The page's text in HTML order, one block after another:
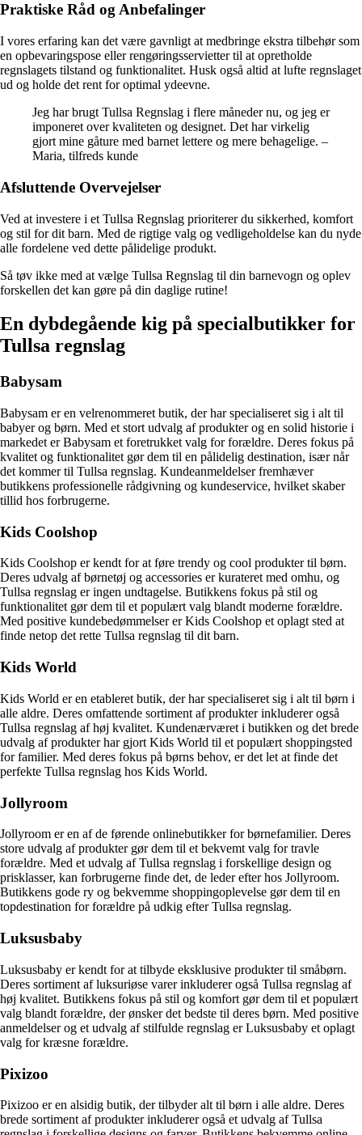
Praktiske Råd og Anbefalinger
I vores erfaring kan det være gavnligt at medbringe ekstra tilbehør som
en opbevaringspose eller rengøringsservietter til at opretholde
regnslagets tilstand og funktionalitet. Husk også altid at lufte regnslaget
ud og holde det rent for optimal ydeevne.
Jeg har brugt Tullsa Regnslag i flere måneder nu, og jeg er
imponeret over kvaliteten og designet. Det har virkelig
gjort mine gåture med barnet lettere og mere behagelige. –
Maria, tilfreds kunde
Afsluttende Overvejelser
Ved at investere i et Tullsa Regnslag prioriterer du sikkerhed, komfort
og stil for dit barn. Med de rigtige valg og vedligeholdelse kan du nyde
alle fordelene ved dette pålidelige produkt.
Så tøv ikke med at vælge Tullsa Regnslag til din barnevogn og oplev
forskellen det kan gøre på din daglige rutine!
En dybdegående kig på specialbutikker for
Tullsa regnslag
Babysam
Babysam er en velrenommeret butik, der har specialiseret sig i alt til
babyer og børn. Med et stort udvalg af produkter og en solid historie i
markedet er Babysam et foretrukket valg for forældre. Deres fokus på
kvalitet og funktionalitet gør dem til en pålidelig destination, især når
det kommer til Tullsa regnslag. Kundeanmeldelser fremhæver
butikkens professionelle rådgivning og kundeservice, hvilket skaber
tillid hos forbrugerne.
Kids Coolshop
Kids Coolshop er kendt for at føre trendy og cool produkter til børn.
Deres udvalg af børnetøj og accessories er kurateret med omhu, og
Tullsa regnslag er ingen undtagelse. Butikkens fokus på stil og
funktionalitet gør dem til et populært valg blandt moderne forældre.
Med positive kundebedømmelser er Kids Coolshop et oplagt sted at
finde netop det rette Tullsa regnslag til dit barn.
Kids World
Kids World er en etableret butik, der har specialiseret sig i alt til børn i
alle aldre. Deres omfattende sortiment af produkter inkluderer også
Tullsa regnslag af høj kvalitet. Kundenærværet i butikken og det brede
udvalg af produkter har gjort Kids World til et populært shoppingsted
for familier. Med deres fokus på børns behov, er det let at finde det
perfekte Tullsa regnslag hos Kids World.
Jollyroom
Jollyroom er en af de førende onlinebutikker for børnefamilier. Deres
store udvalg af produkter gør dem til et bekvemt valg for travle
forældre. Med et udvalg af Tullsa regnslag i forskellige design og
prisklasser, kan forbrugerne finde det, de leder efter hos Jollyroom.
Butikkens gode ry og bekvemme shoppingoplevelse gør dem til en
topdestination for forældre på udkig efter Tullsa regnslag.
Luksusbaby
Luksusbaby er kendt for at tilbyde eksklusive produkter til småbørn.
Deres sortiment af luksuriøse varer inkluderer også Tullsa regnslag af
høj kvalitet. Butikkens fokus på stil og komfort gør dem til et populært
valg blandt forældre, der ønsker det bedste til deres børn. Med positive
anmeldelser og et udvalg af stilfulde regnslag er Luksusbaby et oplagt
valg for kræsne forældre.
Pixizoo
Pixizoo er en alsidig butik, der tilbyder alt til børn i alle aldre. Deres
brede sortiment af produkter inkluderer også et udvalg af Tullsa